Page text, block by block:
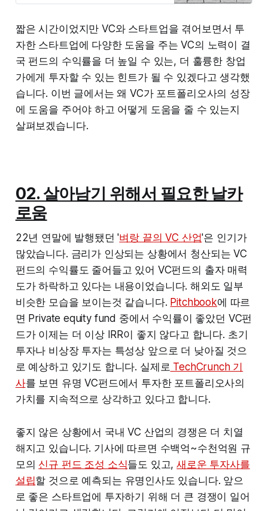
짧은 시간이었지만 VC와 스타트업을 겪어보면서 투
자한 스타트업에 다양한 도움을 주는 VC의 노력이 결
국 펀드의 수익률을 더 높일 수 있는, 더 훌륭한 창업
가에게 투자할 수 있는 힌트가 될 수 있겠다고 생각했
습니다. 이번 글에서는 왜 VC가 포트폴리오사의 성장
에 도움을 주어야 하고 어떻게 도움을 줄 수 있는지
살펴보겠습니다.
02. 살아남기 위해서 필요한 날카
로움
22년 연말에 발행됐던 '벼랑 끝의 VC 산업'은 인기가
많았습니다. 금리가 인상되는 상황에서 청산되는 VC
펀드의 수익률도 줄어들고 있어 VC펀드의 출자 매력
도가 하락하고 있다는 내용이었습니다. 해외도 일부
비슷한 모습을 보이는것 같습니다. Pitchbook에 따르
면 Private equity fund 중에서 수익률이 좋았던 VC펀
드가 이제는 더 이상 IRR이 좋지 않다고 합니다. 초기
투자나 비상장 투자는 특성상 앞으로 더 낮아질 것으
로 예상하고 있기도 합니다. 실제로 TechCrunch 기
사를 보면 유명 VC펀드에서 투자한 포트폴리오사의
가치를 지속적으로 상각하고 있다고 합니다.
좋지 않은 상황에서 국내 VC 산업의 경쟁은 더 치열
해지고 있습니다. 기사에 따르면 수백억~수천억원 규
모의 신규 펀드 조성 소식들도 있고,새로운 투자사를
설립할 것으로 예측되는 유명인사도 있습니다. 앞으
로 좋은 스타트업에 투자하기 위해 더 큰 경쟁이 일어